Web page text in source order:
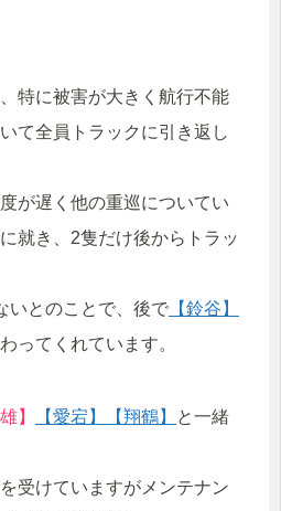
特に被害が大きく航行不能
て全員トラックに引き返し
が遅く他の重巡についてい
就き、2隻だけ後からトラッ
いとのことで、後で 【鈴谷】
ってくれています。
】 【愛宕】 【翔鶴】
と一緒
受けていますがメンテナン